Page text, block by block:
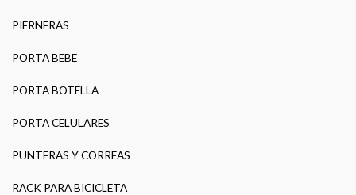
PIERNERAS
PORTA BEBE
PORTA BOTELLA
PORTA CELULARES
PUNTERAS Y CORREAS
RACK PARA BICICLETA